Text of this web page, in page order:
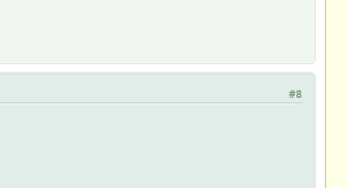
#8